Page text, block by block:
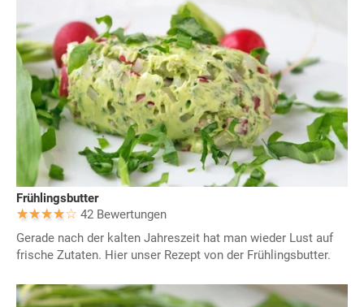
Frühlingsbutter
42 Bewertungen
Gerade nach der kalten Jahreszeit hat man wieder Lust auf
frische Zutaten. Hier unser Rezept von der Frühlingsbutter.